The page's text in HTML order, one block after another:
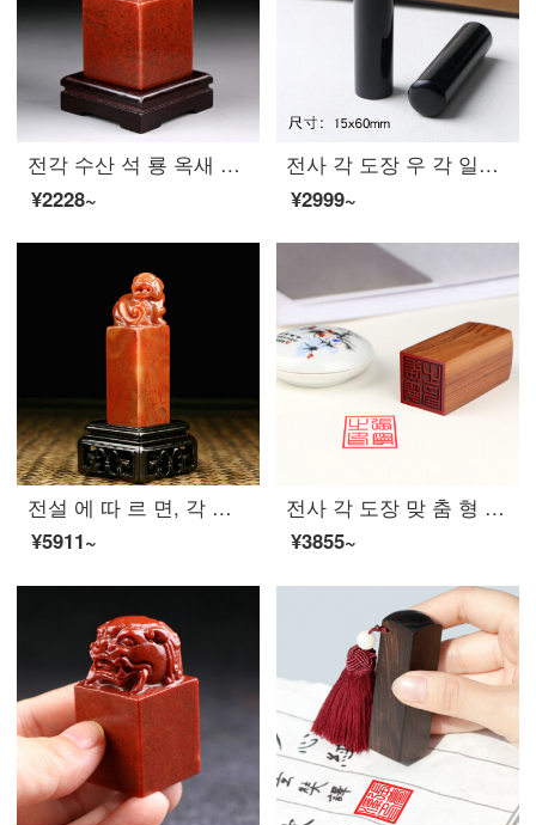
전각 수산 석 룡 옥새 전각 도장 제작 수공 가방 새 김 성명 글자 소장 서 예 서화 한장 석재
¥2228~
전사 각 도장 우 각 일본 유학 인장 맞 춤 제작 장 서 예 서화 장 이름 전각 개 인 서명 장정 제작 [15x60mm]
¥2999~
전설 에 따 르 면, 각 수산 돌비 의 인장 은 이름 서 예 서 예 와 그림, 장서가 남아 있 는 수공 가방 전각 자 를 맞 췄 다 고 한다.
¥5911~
전사 각 도장 맞 춤 형 개인 이름 사인 단목 도장 제작 학생 성명 서명 날인 장 서 예 서화 맞 춤 형 도장
¥3855~